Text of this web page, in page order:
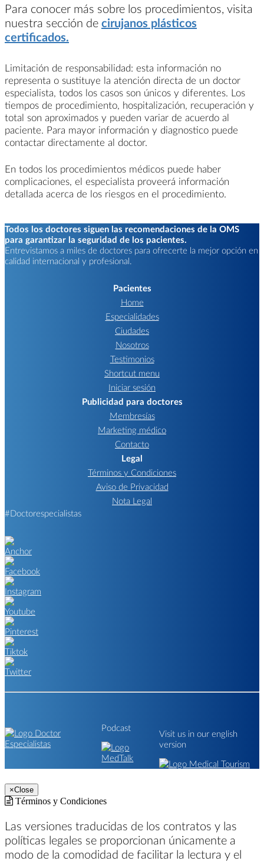
Para conocer más sobre los procedimientos, visita
nuestra sección de cirujanos plásticos
certificados.
Limitación de responsabilidad: esta información no
representa o sustituye la atención directa de un doctor
especialista, todos los casos son únicos y diferentes. Los
tiempos de procedimiento, hospitalización, recuperación y
total son aproximados y pueden variar de acuerdo al
paciente. Para mayor información y diagnostico puede
contactar directamente al doctor.
En todos los procedimientos médicos puede haber
complicaciones, el especialista proveerá información
detallada acerca de los riesgos en el procedimiento.
Todos los doctores siguen las recomendaciones de la OMS
para garantizar la seguridad de los pacientes.
Entrevistamos a miles de doctores para ofrecerte la mejor opción en
calidad internacional y profesional.
Pacientes
Home
Especialidades
Ciudades
Nosotros
Testimonios
Shortcut menu
Iniciar sesión
Publicidad para doctores
Membresías
Marketing médico
Contacto
Legal
Términos y Condiciones
Aviso de Privacidad
Nota Legal
#Doctorespecialistas
Podcast
Visit us in our english
version
×Close
Términos y Condiciones
Las versiones traducidas de los contratos y las
políticas legales se proporcionan únicamente a
modo de la comodidad de facilitar la lectura y el